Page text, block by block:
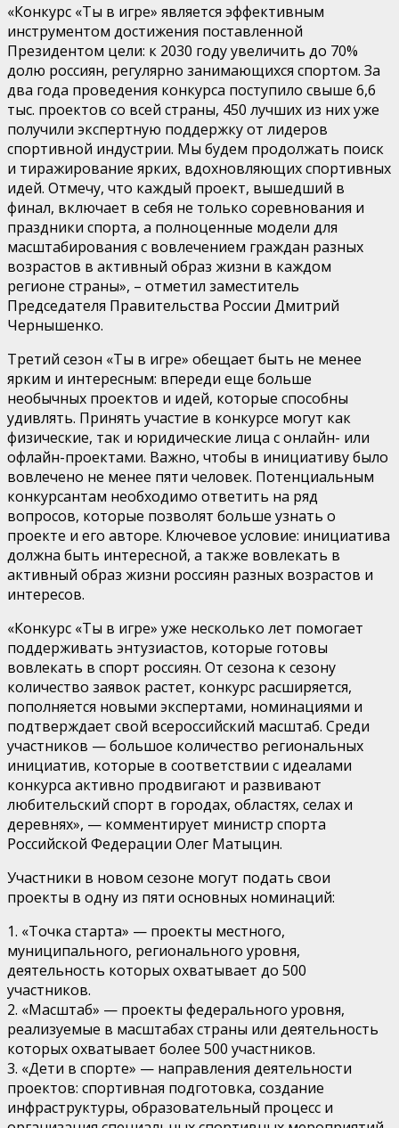
«Конкурс «Ты в игре» является эффективным
инструментом достижения поставленной
Президентом цели: к 2030 году увеличить до 70%
долю россиян, регулярно занимающихся спортом. За
два года проведения конкурса поступило свыше 6,6
тыс. проектов со всей страны, 450 лучших из них уже
получили экспертную поддержку от лидеров
спортивной индустрии. Мы будем продолжать поиск
и тиражирование ярких, вдохновляющих спортивных
идей. Отмечу, что каждый проект, вышедший в
финал, включает в себя не только соревнования и
праздники спорта, а полноценные модели для
масштабирования с вовлечением граждан разных
возрастов в активный образ жизни в каждом
регионе страны», – отметил заместитель
Председателя Правительства России Дмитрий
Чернышенко.
Третий сезон «Ты в игре» обещает быть не менее
ярким и интересным: впереди еще больше
необычных проектов и идей, которые способны
удивлять. Принять участие в конкурсе могут как
физические, так и юридические лица с онлайн- или
офлайн-проектами. Важно, чтобы в инициативу было
вовлечено не менее пяти человек. Потенциальным
конкурсантам необходимо ответить на ряд
вопросов, которые позволят больше узнать о
проекте и его авторе. Ключевое условие: инициатива
должна быть интересной, а также вовлекать в
активный образ жизни россиян разных возрастов и
интересов.
«Конкурс «Ты в игре» уже несколько лет помогает
поддерживать энтузиастов, которые готовы
вовлекать в спорт россиян. От сезона к сезону
количество заявок растет, конкурс расширяется,
пополняется новыми экспертами, номинациями и
подтверждает свой всероссийский масштаб. Среди
участников — большое количество региональных
инициатив, которые в соответствии с идеалами
конкурса активно продвигают и развивают
любительский спорт в городах, областях, селах и
деревнях», — комментирует министр спорта
Российской Федерации Олег Матыцин.
Участники в новом сезоне могут подать свои
проекты в одну из пяти основных номинаций:
1. «Точка старта» — проекты местного,
муниципального, регионального уровня,
деятельность которых охватывает до 500
участников.
2. «Масштаб» — проекты федерального уровня,
реализуемые в масштабах страны или деятельность
которых охватывает более 500 участников.
3. «Дети в спорте» — направления деятельности
проектов: спортивная подготовка, создание
инфраструктуры, образовательный процесс и